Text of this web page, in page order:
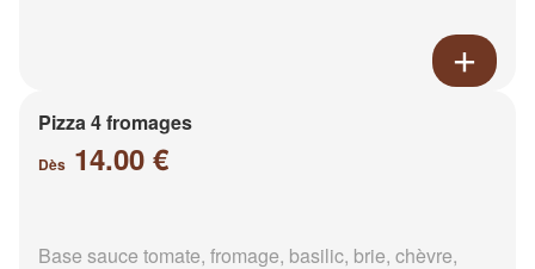
Pizza 4 fromages
Dès 14.00 €
Base sauce tomate, fromage, basilic, brie, chèvre,